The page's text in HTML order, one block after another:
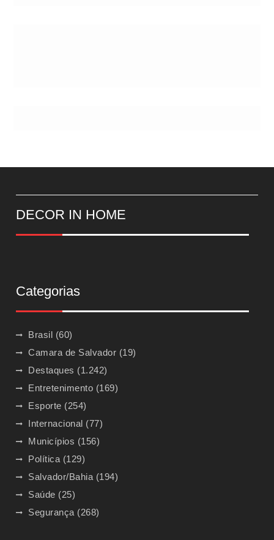
DECOR IN HOME
Categorias
Brasil (60)
Camara de Salvador (19)
Destaques (1.242)
Entretenimento (169)
Esporte (254)
Internacional (77)
Municípios (156)
Política (129)
Salvador/Bahia (194)
Saúde (25)
Segurança (268)